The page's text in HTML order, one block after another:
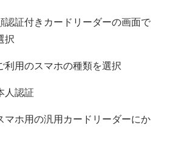
きカードリーダーの画面で
択
スマホの種類を選択
証
の汎用カードリーダーにか